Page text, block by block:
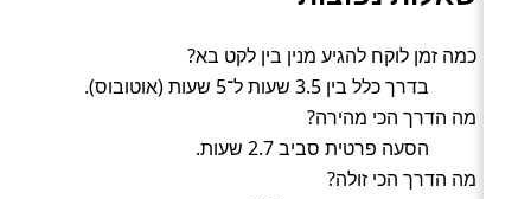
כמה זמן לוקח להגיע מנין בין לקט בא?
בדרך כלל בין 3.5 שעות ל־5 שעות (אוטובוס).
מה הדרך הכי מהירה?
הסעה פרטית סביב 2.7 שעות.
מה הדרך הכי זולה?